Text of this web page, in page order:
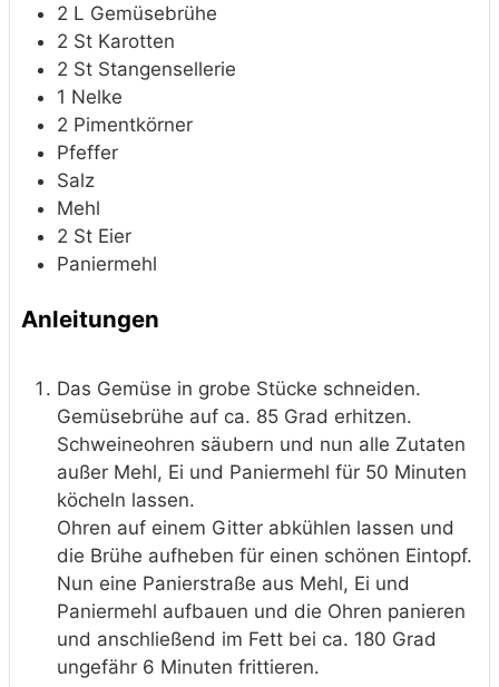
2 L Gemüsebrühe
2 St Karotten
2 St Stangensellerie
1 Nelke
2 Pimentkörner
Pfeffer
Salz
Mehl
2 St Eier
Paniermehl
Anleitungen
Das Gemüse in grobe Stücke schneiden.
Gemüsebrühe auf ca. 85 Grad erhitzen.
Schweineohren säubern und nun alle Zutaten
außer Mehl, Ei und Paniermehl für 50 Minuten
köcheln lassen.
Ohren auf einem Gitter abkühlen lassen und
die Brühe aufheben für einen schönen Eintopf.
Nun eine Panierstraße aus Mehl, Ei und
Paniermehl aufbauen und die Ohren panieren
und anschließend im Fett bei ca. 180 Grad
ungefähr 6 Minuten frittieren.